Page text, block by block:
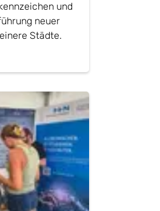
und
neuer
Städte.